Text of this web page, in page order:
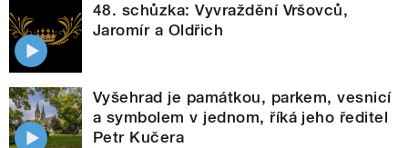
48. schůzka: Vyvraždění Vršovců,
Jaromír a Oldřich
Vyšehrad je památkou, parkem, vesnicí
a symbolem v jednom, říká jeho ředitel
Petr Kučera